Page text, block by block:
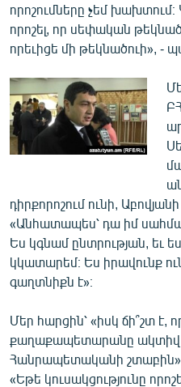
որոշումները չեմ խախտում։
որոշել, որ սեփական
որեւիցե մի թեկնածուի», -
դիրքորոշում ունի,
«Անհատապես՝ դա իմ
Ես կգնամ ընտրության, եւ
կկատարեմ։ Ես իրավունք
գաղտնիքն է»։
Մեր հարցին՝ «իսկ ճի՞շտ է,
քաղաքապետարանը ակտիվ
Հանրապետականի շտաբին»,
«Եթե կուսակցությունը